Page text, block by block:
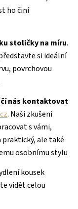
ho činí
stoličky na míru.
si ideální
povrchovou
nás kontaktovat
. Naši zkušení
s vámi,
ale také
osobnímu stylu
kousek
vidět celou